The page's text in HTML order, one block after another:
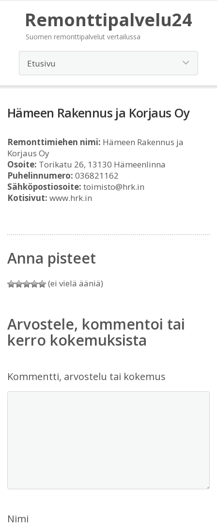
Remonttipalvelu24
Suomen remonttipalvelut vertailussa
Hämeen Rakennus ja Korjaus Oy
Remonttimiehen nimi: Hämeen Rakennus ja
Korjaus Oy
Osoite: Torikatu 26, 13130 Hämeenlinna
Puhelinnumero: 036821162
Sähköpostiosoite: toimisto@hrk.in
Kotisivut: www.hrk.in
Anna pisteet
(ei vielä ääniä)
Arvostele, kommentoi tai
kerro kokemuksista
Kommentti, arvostelu tai kokemus
Nimi